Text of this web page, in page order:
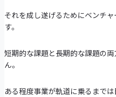
それを成し遂げるためにベンチ
す。
短期的な課題と長期的な課題の
ん。
ある程度事業が軌道に乗るまで